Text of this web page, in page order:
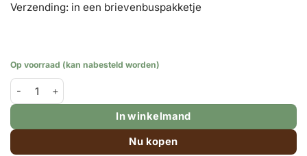
Verzending: in een brievenbuspakketje
Op voorraad (kan nabesteld worden)
Theebloem AROMATIC MAYFLOWER - 2 stuks aantal
In winkelmand
Nu kopen